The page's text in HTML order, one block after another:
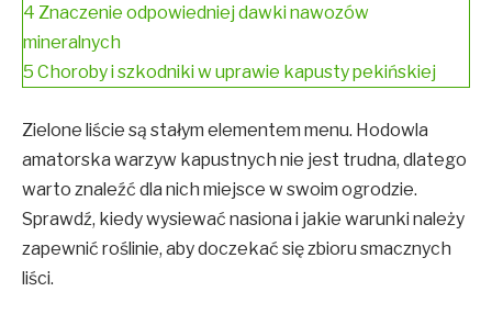
4 Znaczenie odpowiedniej dawki nawozów
mineralnych
5 Choroby i szkodniki w uprawie kapusty pekińskiej
Zielone liście są stałym elementem menu. Hodowla
amatorska warzyw kapustnych nie jest trudna, dlatego
warto znaleźć dla nich miejsce w swoim ogrodzie.
Sprawdź, kiedy wysiewać nasiona i jakie warunki należy
zapewnić roślinie, aby doczekać się zbioru smacznych
liści.